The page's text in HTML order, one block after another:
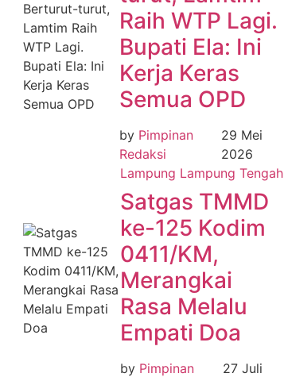
Raih WTP Lagi.
Bupati Ela: Ini
Kerja Keras
Semua OPD
by Pimpinan
Redaksi
29 Mei
2026
Lampung Lampung Tengah
Satgas TMMD
ke-125 Kodim
0411/KM,
Merangkai
Rasa Melalu
Empati Doa
by Pimpinan
27 Juli